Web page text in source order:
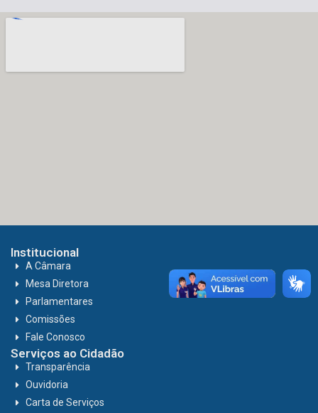
Institucional
A Câmara
Mesa Diretora
Parlamentares
Comissões
Fale Conosco
Serviços ao Cidadão
Transparência
Ouvidoria
Carta de Serviços